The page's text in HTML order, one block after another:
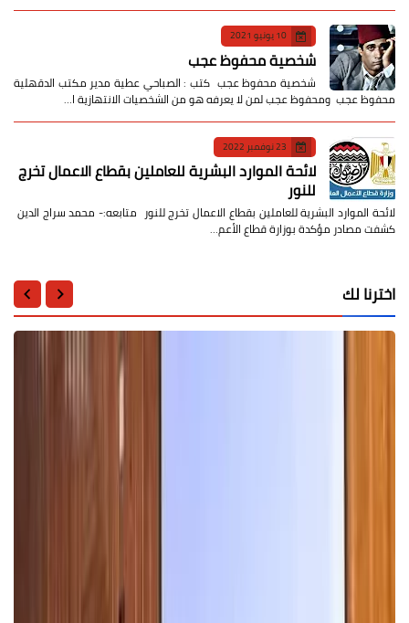
10 يونيو 2021
شخصية محفوظ عجب
شخصية محفوظ عجب كتب : الصباحي عطية مدير مكتب الدقهلية
محفوظ عجب ومحفوظ عجب لمن لا يعرفه هو من الشخصيات الانتهازية ا…
23 نوفمبر 2022
لائحة الموارد البشرية للعاملين بقطاع الاعمال تخرج
للنور
لائحة الموارد البشرية للعاملين بقطاع الاعمال تخرج للنور متابعه:- محمد سراج الدين
كشفت مصادر مؤكدة بوزارة قطاع الأعم…
اخترنا لك